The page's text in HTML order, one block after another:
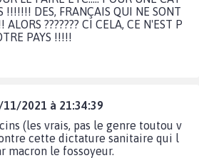
!!!!!!! DES, FRANÇAIS QUI NE SONT
??????? CI CELA, CE N'EST P
PAYS !!!!!
2021 à 21:34:39
(les vrais, pas le genre toutou v
cette dictature sanitaire qui l
macron le fossoyeur.